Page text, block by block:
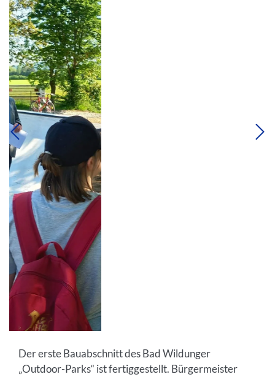
Der erste Bauabschnitt des Bad Wildunger
„Outdoor-Parks“ ist fertiggestellt. Bürgermeister